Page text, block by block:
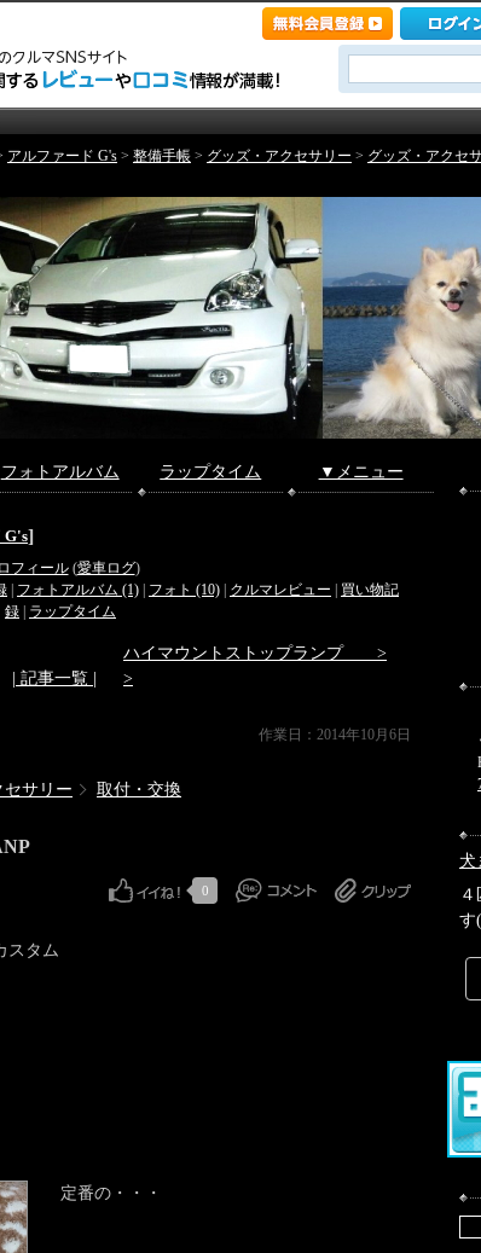
アルファード G's > 整備手帳 > グッズ・アクセサリー > グッズ・アクセ
フォトアルバム ラップタイム ▼メニュー
G's]
フィール(愛車ログ)
フォトアルバム (1) フォト (10) クルマレビュー
買い物記
録
ラップタイム
| 記事一覧 |
ハイマウントストップランプ >
>
作業日：2014年10月6日
セサリー 取付・交換
0
スタム
定番の・・・
犬
す